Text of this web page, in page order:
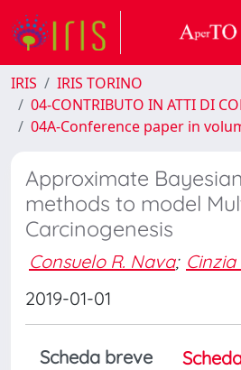
IRIS
IRIS TORINO
04-CONTRIBUTO IN ATTI DI
04A-Conference paper in
Approximate
methods to model
Carcinogenesis
Consuelo R. Nava;
2019-01-01
Scheda breve